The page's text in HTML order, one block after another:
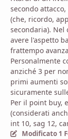
secondo
(che, ricordo,
secondaria). Nel
avere l'aspetto
frattempo
Personalmente
anziché 3 per
primi aumenti
sicuramente
Per il point buy,
(considerati
int 10, sag 12,
Modificato 1